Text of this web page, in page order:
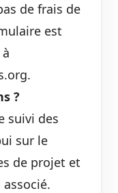
de frais de
est
?
suivi des
sur le
de projet et